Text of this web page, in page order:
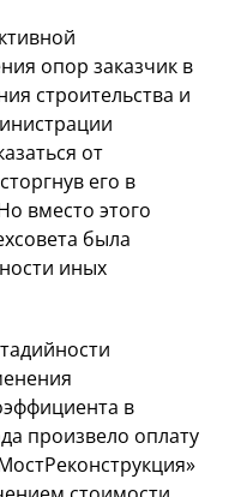
опор заказчик в
строительства и
от
его в
вместо этого
была
иных
в
произвело оплату